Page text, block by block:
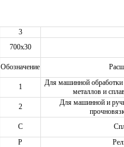
3
700х30
Обозначение
1
Для машинной обработки
металлов и
2
Для машинной и
С
Р